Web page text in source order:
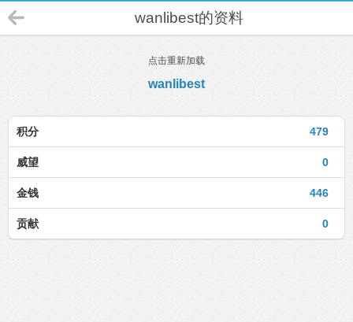
wanlibest的资料
点击重新加载
wanlibest
479
积分
0
威望
446
金钱
0
贡献